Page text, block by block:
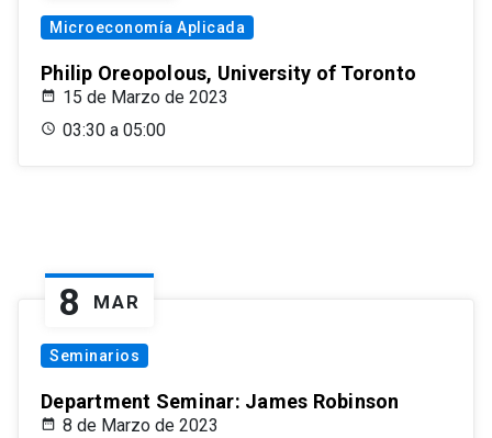
Microeconomía Aplicada
Philip Oreopolous, University of Toronto
15 de Marzo de 2023
03:30 a 05:00
8 MAR
Seminarios
Department Seminar: James Robinson
8 de Marzo de 2023